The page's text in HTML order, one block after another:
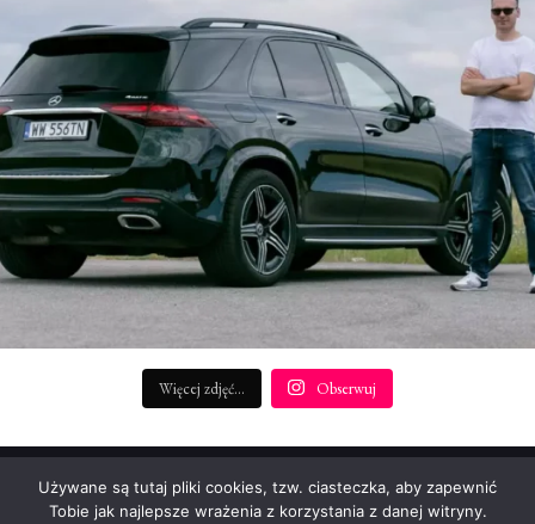
Więcej zdjęć... Obserwuj
REDAKTOR NACZELNY:
Patryk Rudnicki (p.rudnicki@startengine.pl)
Używane są tutaj pliki cookies, tzw. ciasteczka, aby zapewnić
Tobie jak najlepsze wrażenia z korzystania z danej witryny.